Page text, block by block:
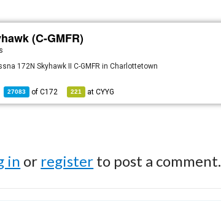
(C-GMFR)
172N Skyhawk II C-GMFR in Charlottetown
27083 ofC172 221 atCYYG
in or register to post a comment.